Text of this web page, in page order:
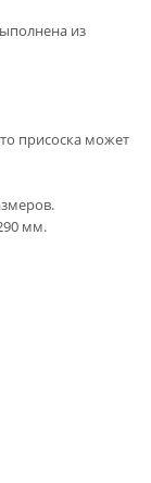
из
присоска может
мм.